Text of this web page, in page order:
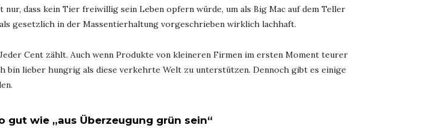
dass kein Tier freiwillig sein Leben opfern würde, um als Big Mac auf dem Teller
gesetzlich in der Massentierhaltung vorgeschrieben wirklich lachhaft.
Cent zählt. Auch wenn Produkte von kleineren Firmen im ersten Moment teurer
bin lieber hungrig als diese verkehrte Welt zu unterstützen. Dennoch gibt es einige
gut wie „aus Überzeugung grün sein“